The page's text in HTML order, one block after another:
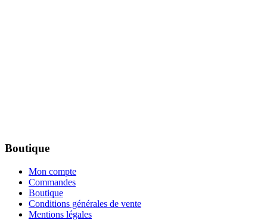
Boutique
Mon compte
Commandes
Boutique
Conditions générales de vente
Mentions légales